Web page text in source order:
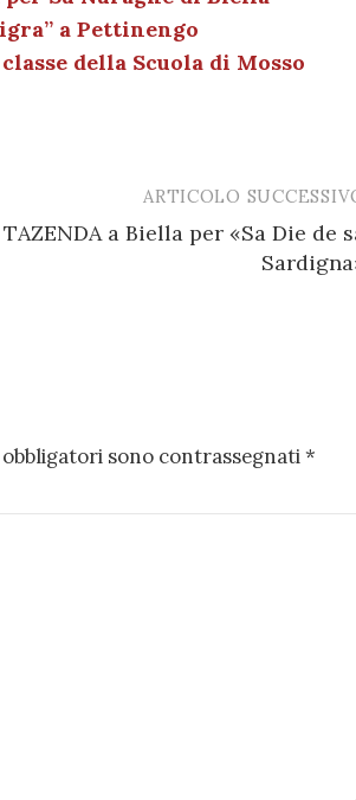
di
a Pettinengo
della Scuola di Mosso
ARTICOLO
TAZENDA a Biella per «Sa Die de
sono contrassegnati*